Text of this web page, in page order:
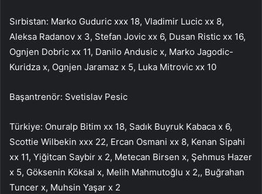
Sırbistan: Marko Guduric xxx 18, Vladimir Lucic xx 8,
Aleksa Radanov x 3, Stefan Jovic xx 6, Dusan Ristic xx 16,
Ognjen Dobric xx 11, Danilo Andusic x, Marko Jagodic-
Kuridza x, Ognjen Jaramaz x 5, Luka Mitrovic xx 10
Başantrenör: Svetislav Pesic
Türkiye: Onuralp Bitim xx 18, Sadık Buyruk Kabaca x 6,
Scottie Wilbekin xxx 22, Ercan Osmani xx 8, Kenan Sipahi
xx 11, Yiğitcan Saybir x 2, Metecan Birsen x, Şehmus Hazer
x 5, Göksenin Köksal x, Melih Mahmutoğlu x 2,, Buğrahan
Tuncer x, Muhsin Yaşar x 2